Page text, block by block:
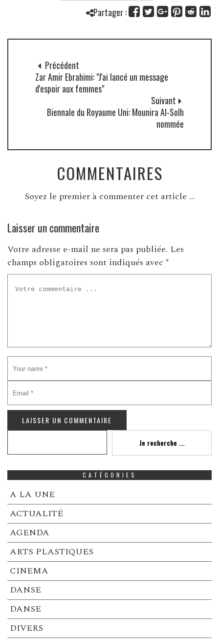
Partager :
Précédent
Zar Amir Ebrahimi: "J'ai lancé un message
d'espoir aux femmes"
Suivant
Biennale du Royaume Uni: Mounira Al-Solh
nommée
COMMENTAIRES
Soyez le premier à commenter cet article ...
Laisser un commentaire
Votre adresse e-mail ne sera pas publiée. Les
champs obligatoires sont indiqués avec *
Je recherche ...
CATÉGORIES
A LA UNE
ACTUALITÉ
AGENDA
ARTS PLASTIQUES
CINEMA
DANSE
DANSE
DIVERS